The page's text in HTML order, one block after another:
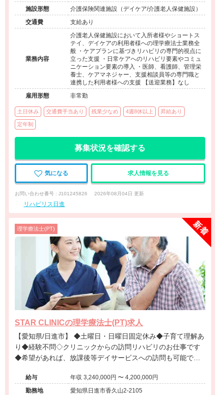
施設形態
介護保険関連施設（デイケア/介護老人保健施設）
交通費
支給あり
業務内容
介護老人保健施設において入所者様やショートス
テイ、デイケアの利用者様への理学療法士業務全
般 ・ケアプランに基づきリハビリの専門的視点に
立った支援 ・日常ケアへのリハビリ要素やコミュ
ニケーション要素の導入 ・医師、看護師、管理栄
養士、ケアマネジャー、支援相談員等の専門職と
連携した利用者様への支援 【送迎業務】なし
雇用形態
非常勤
土日休み 交通費手当あり 残業少なめ 4週8休以上 昇給あり
定年制
募集状況を確認する
気になる 求人情報を見る
お問い合わせ番号 : J101245826 2026年08月04日 更新
リハビリス日進
理学療法士(PT)
STAR CLINICの理学療法士(PT)求人
【愛知県/日進市】 ◆土曜日・日曜日固定休み◆子育て理解あ
り◆経験不問◇クリニックからの訪問リハビリのお仕事です
◆希望があれば、放課後等デイサービスへの訪問も可能です
め、これまでの経験を活かしたリハビリテーションが可能で
す◆名古屋市内もご自宅に近い先での訪問も可能です◆離職
給与
年収 3,240,000円 〜 4,200,000円
勤務地
愛知県日進市香久山2-2105